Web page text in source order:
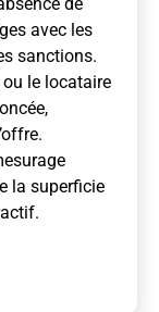
avec les
sanctions.
ou le locataire
la superficie